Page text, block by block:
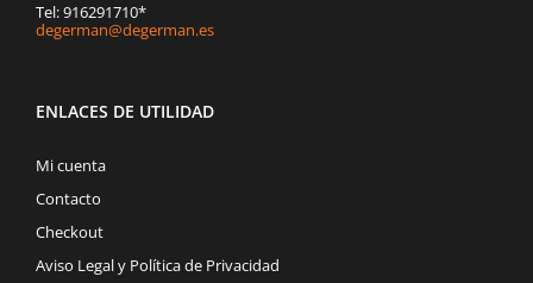
Tel: 916291710*
degerman@degerman.es
ENLACES DE UTILIDAD
Mi cuenta
Contacto
Checkout
Aviso Legal y Política de Privacidad